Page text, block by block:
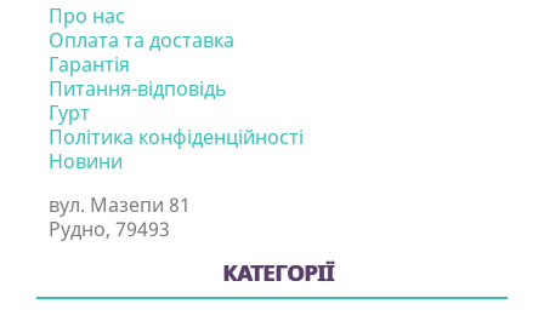
Про нас
Оплата та доставка
Гарантія
Питання-відповідь
Гурт
Політика конфіденційності
Новини
вул. Мазепи 81
Рудно, 79493
КАТЕГОРІЇ